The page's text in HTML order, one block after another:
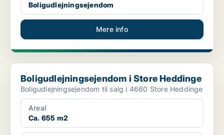
Boligudlejningsejendom
Mere info
Boligudlejningsejendom i Store Heddinge
Boligudlejningsejendom i Store Heddinge
Boligudlejningsejendom til salg i 4660 Store Heddinge
Areal
Ca. 655 m2